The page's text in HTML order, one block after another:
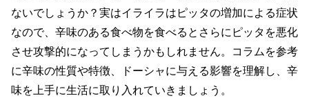
ないでしょうか？実はイライラはピッタの増加による症状
なので、辛味のある食べ物を食べるとさらにピッタを悪化
させ攻撃的になってしまうかもしれません。コラムを参考
に辛味の性質や特徴、ドーシャに与える影響を理解し、辛
味を上手に生活に取り入れていきましょう。